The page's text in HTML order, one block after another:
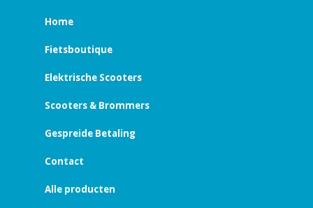
Home
Fietsboutique
Elektrische Scooters
Scooters & Brommers
Gespreide Betaling
Contact
Alle producten